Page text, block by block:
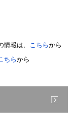
報は、 こちらから
ちらから